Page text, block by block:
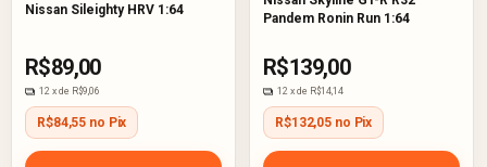
Nissan Sileighty HRV 1:64
R$89,00
12 x de R$9,06
R$84,55 no Pix
Pandem Ronin Run 1:64
R$139,00
12 x de R$14,14
R$132,05 no Pix